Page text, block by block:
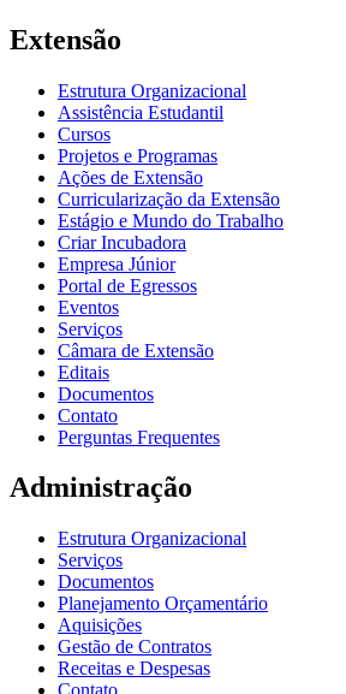
Extensão
Estrutura Organizacional
Assistência Estudantil
Cursos
Projetos e Programas
Ações de Extensão
Curricularização da Extensão
Estágio e Mundo do Trabalho
Criar Incubadora
Empresa Júnior
Portal de Egressos
Eventos
Serviços
Câmara de Extensão
Editais
Documentos
Contato
Perguntas Frequentes
Administração
Estrutura Organizacional
Serviços
Documentos
Planejamento Orçamentário
Aquisições
Gestão de Contratos
Receitas e Despesas